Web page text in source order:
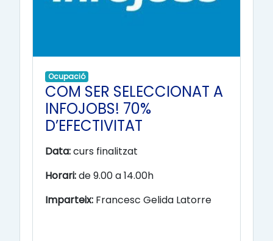
Ocupació
COM SER SELECCIONAT A
INFOJOBS! 70%
D’EFECTIVITAT
Data:curs finalitzat
Horari:de 9.00 a 14.00h
Imparteix: Francesc Gelida Latorre